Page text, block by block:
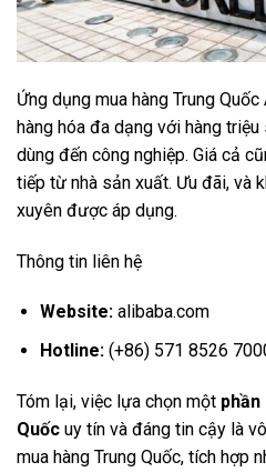
Ứng dụng mua hàng Trung
hàng hóa đa dạng với hàng
dùng đến công nghiệp. Giá cả
tiếp từ nhà sản xuất. Ưu đãi, và
xuyên được áp dụng.
Thông tin liên hệ
Website:alibaba.com
Hotline:(+86) 571 8526
Tóm lại, việc lựa chọn một phần
Quốc uy tín và đáng tin cậy là
mua hàng Trung Quốc, tích hợp